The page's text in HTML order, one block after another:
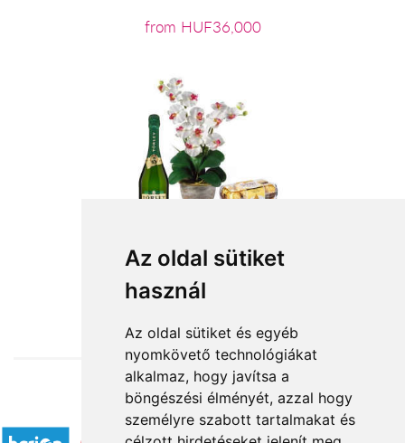
Az oldal sütiket
használ
Az oldal sütiket és egyéb
nyomkövető technológiákat
alkalmaz, hogy javítsa a
böngészési élményét, azzal hogy
személyre szabott tartalmakat és
from HUF36,000
from HUF27,800
Accepted payment methods